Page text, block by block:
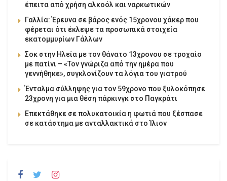
έπειτα από χρήση αλκοόλ και ναρκωτικών
Γαλλία: Έρευνα σε βάρος ενός 15χρονου χάκερ που
φέρεται ότι έκλεψε τα προσωπικά στοιχεία
εκατομμυρίων Γάλλων
Σοκ στην Ηλεία με τον θάνατο 13χρονου σε τροχαίο
με πατίνι – «Τον γνώριζα από την ημέρα που
γεννήθηκε», συγκλονίζουν τα λόγια του γιατρού
Ένταλμα σύλληψης για τον 59χρονο που ξυλοκόπησε
23χρονη για μια θέση πάρκινγκ στο Παγκράτι
Επεκτάθηκε σε πολυκατοικία η φωτιά που ξέσπασε
σε κατάστημα με ανταλλακτικά στο Ίλιον